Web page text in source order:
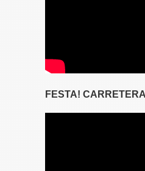
FESTA!